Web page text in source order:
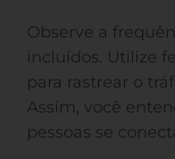
Observe a
incluídos. Utilize
para rastrear o
Assim, você
pessoas se